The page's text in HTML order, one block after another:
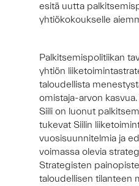
esitä uutta
yhtiökokoukselle
Palkitsemispolitiikan
yhtiön
taloudellista
omistaja-arvon
Siili on luonut
tukevat Siilin
vuosisuunnitelmia ja
voimassa olevia
Strategisten
taloudellisen tilanteen